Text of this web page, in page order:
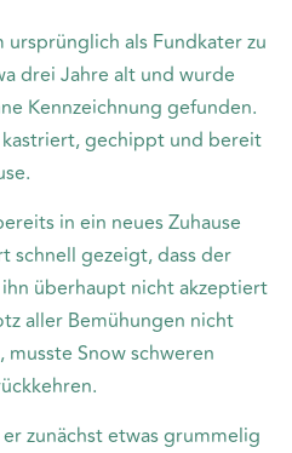
ursprünglich als Fundkater zu
drei Jahre alt und wurde
Kennzeichnung gefunden.
gechippt und bereit
in ein neues Zuhause
schnell gezeigt, dass der
überhaupt nicht akzeptiert
aller Bemühungen nicht
Snow schweren
zunächst etwas grummelig